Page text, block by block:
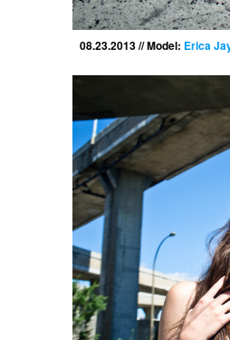
08.23.2013 // Model: Erica